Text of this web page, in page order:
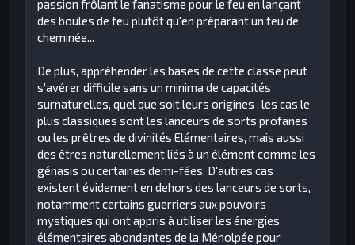
passion frôlant le fanatisme pour le feu en lançant
des boules de feu plutôt qu'en préparant un feu de
cheminée...
De plus, appréhender les bases de cette classe peut
s'avérer difficile sans un minima de capacités
surnaturelles, quel que soit leurs origines : les cas le
plus classiques sont les lanceurs de sorts profanes
ou les prêtres de divinités Elémentaires, mais aussi
des êtres naturellement liés à un élément comme les
génasis ou certaines demi-fées. D'autres cas
existent évidement en dehors des lanceurs de sorts,
notamment certains guerriers aux pouvoirs
mystiques qui ont appris à utiliser les énergies
élémentaires abondantes de la Ménolpée pour